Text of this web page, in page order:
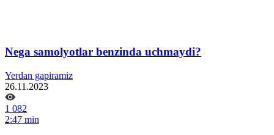
Nega samolyotlar benzinda uchmaydi?
Yerdan gapiramiz
26.11.2023
1 082
2:47 min